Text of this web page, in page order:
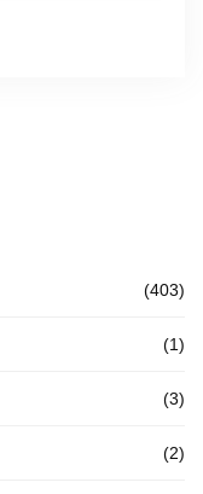
(403)
(1)
(3)
(2)